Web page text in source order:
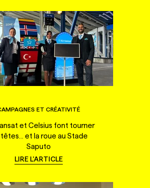
ET CRÉATIVITÉ
et Celsius font tourner
et la roue au Stade
Saputo
LIRE L'ARTICLE